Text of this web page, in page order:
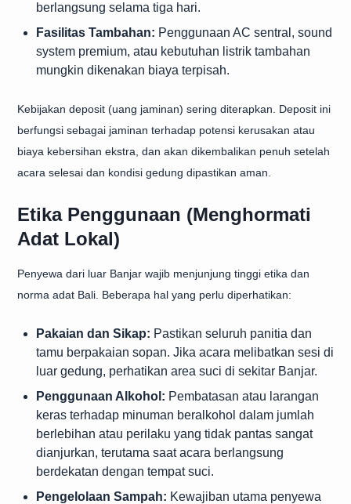
berlangsung selama tiga hari.
Fasilitas Tambahan: Penggunaan AC sentral, sound
system premium, atau kebutuhan listrik tambahan
mungkin dikenakan biaya terpisah.
Kebijakan deposit (uang jaminan) sering diterapkan. Deposit ini
berfungsi sebagai jaminan terhadap potensi kerusakan atau
biaya kebersihan ekstra, dan akan dikembalikan penuh setelah
acara selesai dan kondisi gedung dipastikan aman.
Etika Penggunaan (Menghormati
Adat Lokal)
Penyewa dari luar Banjar wajib menjunjung tinggi etika dan
norma adat Bali. Beberapa hal yang perlu diperhatikan:
Pakaian dan Sikap: Pastikan seluruh panitia dan
tamu berpakaian sopan. Jika acara melibatkan sesi di
luar gedung, perhatikan area suci di sekitar Banjar.
Penggunaan Alkohol: Pembatasan atau larangan
keras terhadap minuman beralkohol dalam jumlah
berlebihan atau perilaku yang tidak pantas sangat
dianjurkan, terutama saat acara berlangsung
berdekatan dengan tempat suci.
Pengelolaan Sampah: Kewajiban utama penyewa